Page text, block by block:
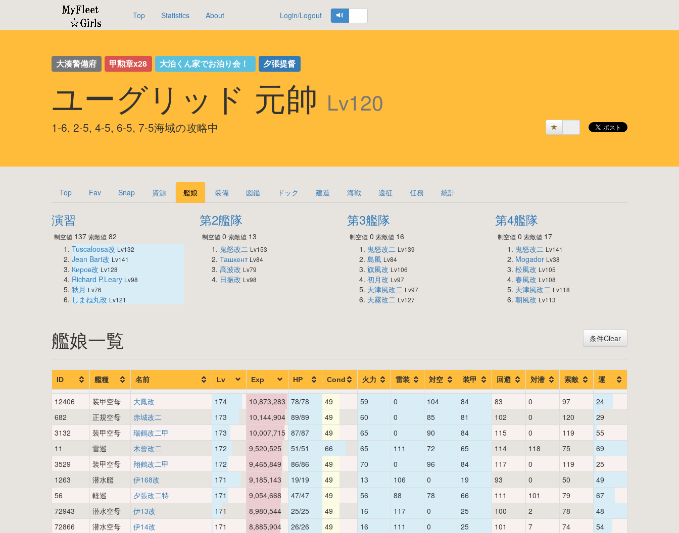
Top Statistics About Login/Logout
大湊警備府 甲勲章x28 大泊くん家でお泊り会！ 夕張提督
ユーグリッド 元帥 Lv120
1-6, 2-5, 4-5, 6-5, 7-5海域の攻略中
Top Fav Snap 資源 艦娘 装備 図鑑 ドック 建造 海戦 遠征 任務 統計
演習
制空値 137 索敵値 82
Tuscaloosa改 Lv132
Jean Bart改 Lv141
Киров改 Lv128
Richard P.Leary Lv98
秋月 Lv76
しまね丸改 Lv121
第2艦隊
制空値0 索敵値13
鬼怒改二 Lv153
Ташкент Lv84
高波改 Lv79
日振改 Lv98
第3艦隊
制空値 0 索敵値 16
鬼怒改二 Lv139
島風 Lv84
旗風改 Lv106
初月改 Lv97
天津風改二 Lv97
天霧改二 Lv127
第4艦隊
制空値0 索敵値17
鬼怒改二 Lv141
Mogador Lv38
松風改 Lv105
春風改 Lv108
天津風改二 Lv118
朝風改 Lv113
条件Clear
艦娘一覧
ID 艦種 名前 Lv Exp HP Cond 火力 雷装 対空 装甲 回避 対潜 索敵 運
12406 装甲空母 大鳳改 174 10,873,283 78/78 49 59 0 104 84 83 0 97
24
682
正規空母 赤城改二 173 10,144,904 89/89 49 60 0 85 81 102 0 120
29
3132
装甲空母 瑞鶴改二甲 173 10,007,715 87/87 49 65 0 90 84 115 0 119
55
11
雷巡 木曾改二 172 9,520,525 51/51 66 65 111 72 65 114 118 75
69
3529
装甲空母 翔鶴改二甲 172 9,465,849 86/86 49 70 0 96 84 117 0 119
25
1263
潜水艦 伊168改 171 9,185,143 19/19 49 13 106 0 19 93 0 50
49
56
軽巡 夕張改二特 171 9,054,668 47/47 49 56 88 78 66 111 101 79
67
72943
潜水空母 伊13改 171 8,980,544 25/25 49 16 117 0 25 100 2 78
48
72866
潜水空母 伊14改 171 8,885,904 26/26 49 16 111 0 25 101 7 74
54